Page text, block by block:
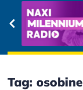
Tag: